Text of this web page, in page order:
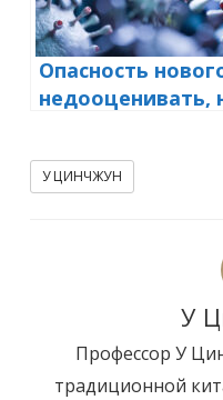
Опасность
недооценивать,
У ЦИНЧЖУН
У
Профессор У
традиционной